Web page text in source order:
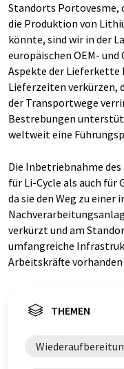
Standorts Portovesme,
die Produktion von
könnte, sind wir in der
europäischen OEM-
Aspekte der Lieferkette
Lieferzeiten verkürzen,
der Transportwege
Bestrebungen
weltweit eine
Die Inbetriebnahme
für Li-Cycle als auch
da sie den Weg zu einer
verkürzt und am
umfangreiche
Arbeitskräfte vorhanden
THEMEN